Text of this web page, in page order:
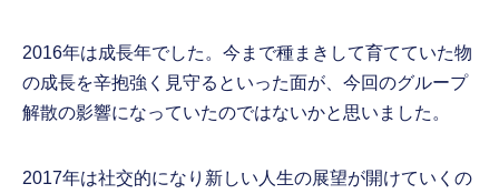
2016年は成長年でした。今まで種まきして育てていた物
の成長を辛抱強く見守るといった面が、今回のグループ
解散の影響になっていたのではないかと思いました。
2017年は社交的になり新しい人生の展望が開けていくの